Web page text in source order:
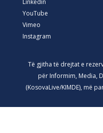
YouTube
Vimeo
Instagram
Të gjitha të drejtat e
për Informim, Media,
(KosovaLive/KIMDE), më